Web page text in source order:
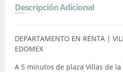
Descripción Adicional
DEPARTAMENTO EN RENTA |
EDOMEX
A 5 minutos de plaza Villas de